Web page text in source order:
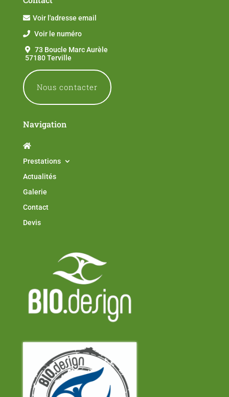
Voir l'adresse email
Voir le numéro
73 Boucle Marc Aurèle
57180 Terville
Nous contacter
Navigation
Prestations
Actualités
Galerie
Contact
Devis